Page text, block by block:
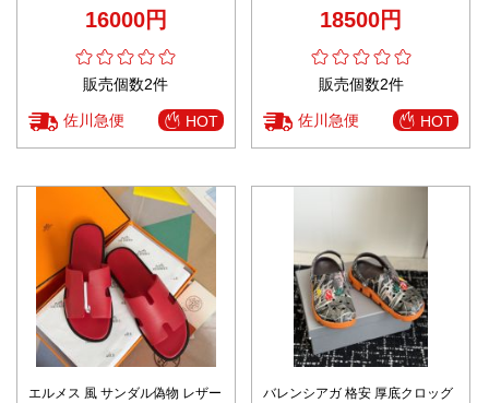
16000円
販売個数2件
佐川急便 HOT
選 ブラウン18500円
販売個数2件
佐川急便 HOT
エルメス 風 サンダル偽物 レザー
バレンシアガ 格安 厚底クロッグ